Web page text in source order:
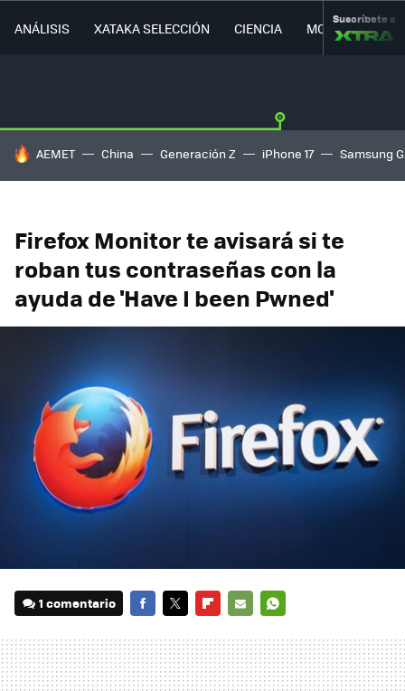
ANÁLISIS XATAKA SELECCIÓN CIENCIA MOVILIDAD
Suscríbete a
HOY SE HABLA DE
AEMET China Generación Z iPhone 17 Samsung
Firefox Monitor te avisará si te
roban tus contraseñas con la
ayuda de 'Have I been Pwned'
1 comentario
MAIL